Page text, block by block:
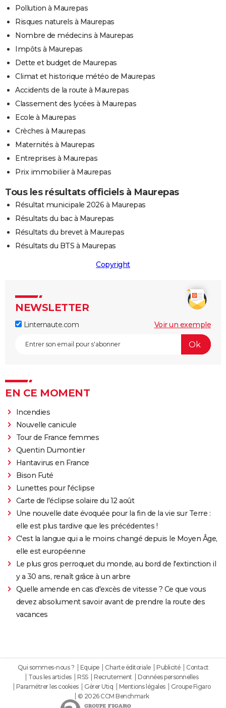
Pollution à Maurepas
Risques naturels à Maurepas
Nombre de médecins à Maurepas
Impôts à Maurepas
Dette et budget de Maurepas
Climat et historique météo de Maurepas
Accidents de la route à Maurepas
Classement des lycées à Maurepas
Ecole à Maurepas
Crèches à Maurepas
Maternités à Maurepas
Entreprises à Maurepas
Prix immobilier à Maurepas
Tous les résultats officiels à Maurepas
Résultat municipale 2026 à Maurepas
Résultats du bac à Maurepas
Résultats du brevet à Maurepas
Résultats du BTS à Maurepas
Copyright
NEWSLETTER
Linternaute.com Voir un exemple
EN CE MOMENT
Incendies
Nouvelle canicule
Tour de France femmes
Quentin Dumontier
Hantavirus en France
Bison Futé
Lunettes pour l'éclipse
Carte de l'éclipse solaire du 12 août
Une nouvelle date évoquée pour la fin de la vie sur Terre :
elle est plus tardive que les précédentes !
C'est la langue qui a le moins changé depuis le Moyen Âge,
elle est européenne
Le plus gros perroquet du monde, au bord de l'extinction il
y a 30 ans, renaît grâce à un arbre
Quelle amende en cas d'excès de vitesse ? Ce que vous
devez absolument savoir avant de prendre la route des
vacances
Qui sommes-nous ? Equipe Charte éditoriale Publicité
Contact
Tous les articles
RSS Recrutement
Données personnelles
Paramétrer les cookies
Gérer Utiq Mentions légales
Groupe Figaro
© 2026 CCM Benchmark